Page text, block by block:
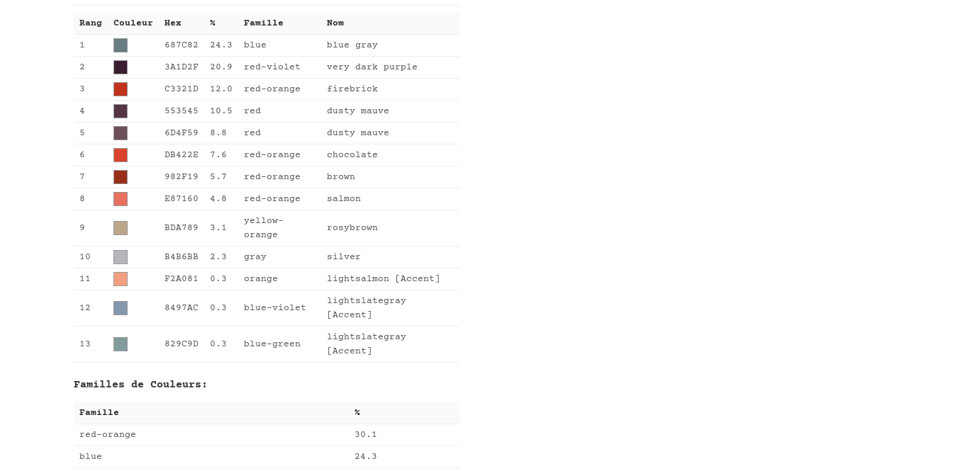
Rang Couleur Hex % Famille Nom
1 687C82 24.3 blue blue gray
2 3A1D2F 20.9 red-violet very dark purple
3 C3321D 12.0 red-orange firebrick
4 553545 10.5 red dusty mauve
5 6D4F59 8.8 red dusty mauve
6 DB422E 7.6 red-orange chocolate
7 982F19 5.7 red-orange brown
8 E87160 4.8 red-orange salmon
9 BDA789 3.1
yellow-
orange
rosybrown
10 B4B6BB 2.3 gray silver
11 F2A081 0.3 orange lightsalmon [Accent]
12 8497AC 0.3 blue-violet
lightslategray
[Accent]
13 829C9D 0.3 blue-green
lightslategray
[Accent]
Familles de Couleurs:
Famille %
red-orange 30.1
blue 24.3